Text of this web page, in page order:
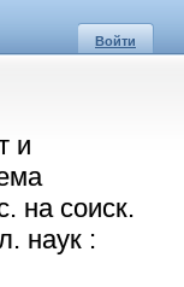
Войти
и
на соиск.
наук :